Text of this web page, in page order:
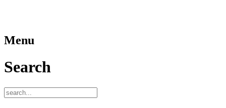
Menu
Search